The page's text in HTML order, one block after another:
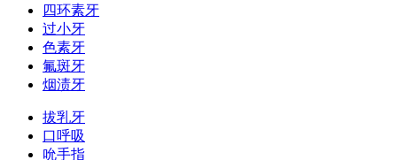
四环素牙
过小牙
色素牙
氟斑牙
烟渍牙
拔乳牙
口呼吸
吮手指